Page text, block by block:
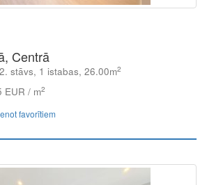
Centrā
stāvs, 1 istabas, 26.00m2
EUR / m2
favorītiem